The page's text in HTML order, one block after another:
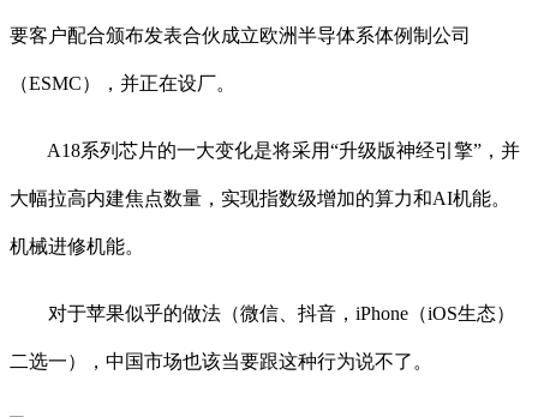
要客户配合颁布发表合伙成立欧洲半导体系体例制公司
（ESMC），并正在设厂。
A18系列芯片的一大变化是将采用“升级版神经引擎”，并
大幅拉高内建焦点数量，实现指数级增加的算力和AI机能。
机械进修机能。
对于苹果似乎的做法（微信、抖音，iPhone（iOS生态）
二选一），中国市场也该当要跟这种行为说不了。